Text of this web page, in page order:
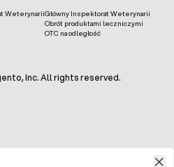
WeterynariiGłówny Inspektorat Weterynarii
Obrót produktami leczniczymi
OTC na odległość
Inc. All rights reserved.